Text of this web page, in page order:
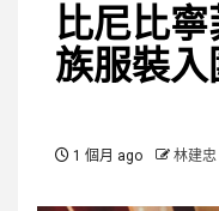
比尼比
族服裝
1 個月 ago 林建忠